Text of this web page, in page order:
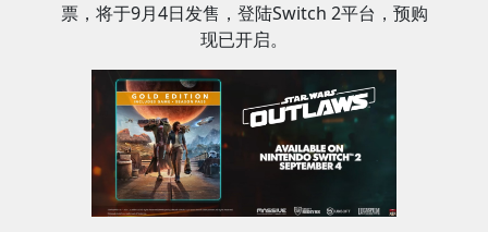
票，将于9月4日发售，登陆Switch 2平台，预购
现已开启。